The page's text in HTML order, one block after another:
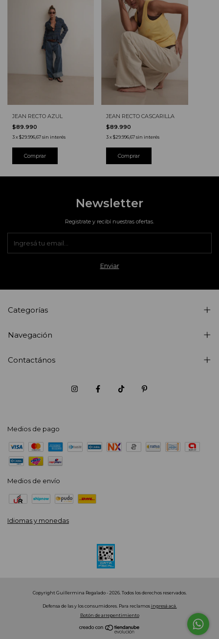
JEAN RECTO AZUL
$89.990
3x$29.996,67sin interés
Comprar
JEAN RECTO CASCARILLA
$89.990
3 x$29.996,67 sin interés
Comprar
Newsletter
Registrate y recibí nuestras ofertas.
Categorías
Navegación
Contactános
Medios de pago
Medios de envío
Idiomas y monedas
Copyright Guillermina Regalado - 2026. Todos los derechos reservados.
Defensa de las y los consumidores. Para reclamos ingresá acá.
Botón de arrepentimiento